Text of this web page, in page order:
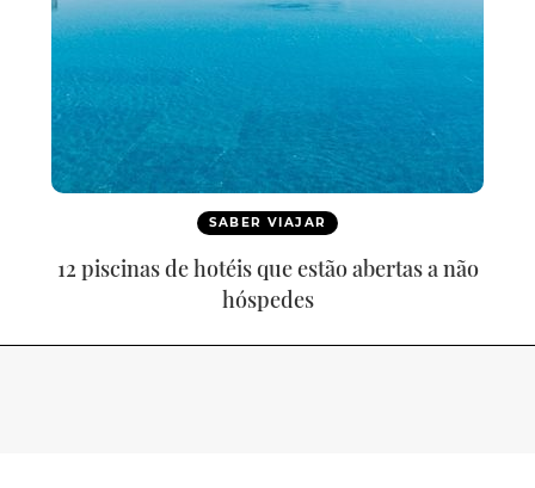
SABER VIAJAR
12 piscinas de hotéis que estão abertas a não
hóspedes